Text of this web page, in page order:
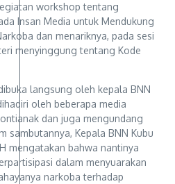
workshop tentang
Insan Media untuk Mendukung
dan menariknya, pada sesi
menyinggung tentang Kode
langsung oleh kepala BNN
oleh beberapa media
dan juga mengundang
sambutannya, Kepala BNN Kubu
mengatakan bahwa nantinya
dalam menyuarakan
narkoba terhadap